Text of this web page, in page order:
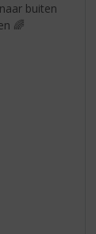
buiten
🌈